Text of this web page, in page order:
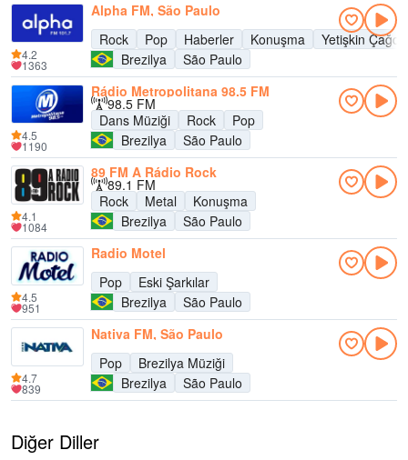
Alpha FM, São Paulo
Rock
Pop Haberler Konuşma
Yetişkin
Brezilya
São Paulo
4.2
1363
Rádio Metropolitana 98.5 FM
98.5 FM
Dans Müziği
Rock
Pop
Brezilya
São Paulo
4.5
1190
89 FM A Rádio Rock
89.1 FM
Rock
Metal
Konuşma
Brezilya
São Paulo
4.1
1084
Radio Motel
Pop
Eski Şarkılar
Brezilya
São Paulo
4.5
951
Nativa FM, São Paulo
Pop
Brezilya Müziği
Brezilya
São Paulo
4.7
839
Diğer Diller